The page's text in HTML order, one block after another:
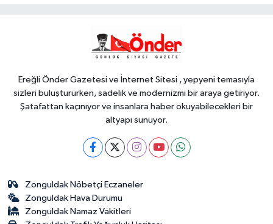
11:37
açılacak
Ereğli Önder Gazetesi ve İnternet Sitesi , yepyeni temasıyla
sizleri buluştururken, sadelik ve modernizmi bir araya getiriyor.
Şatafattan kaçınıyor ve insanlara haber okuyabilecekleri bir
altyapı sunuyor.
Zonguldak Nöbetçi Eczaneler
Zonguldak Hava Durumu
Zonguldak Namaz Vakitleri